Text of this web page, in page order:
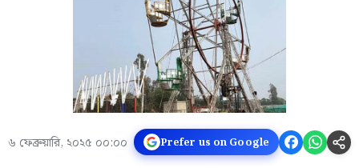
৬ ফেব্রুয়ারি, ২০২৫ ০০:০০ Prefer us on Google